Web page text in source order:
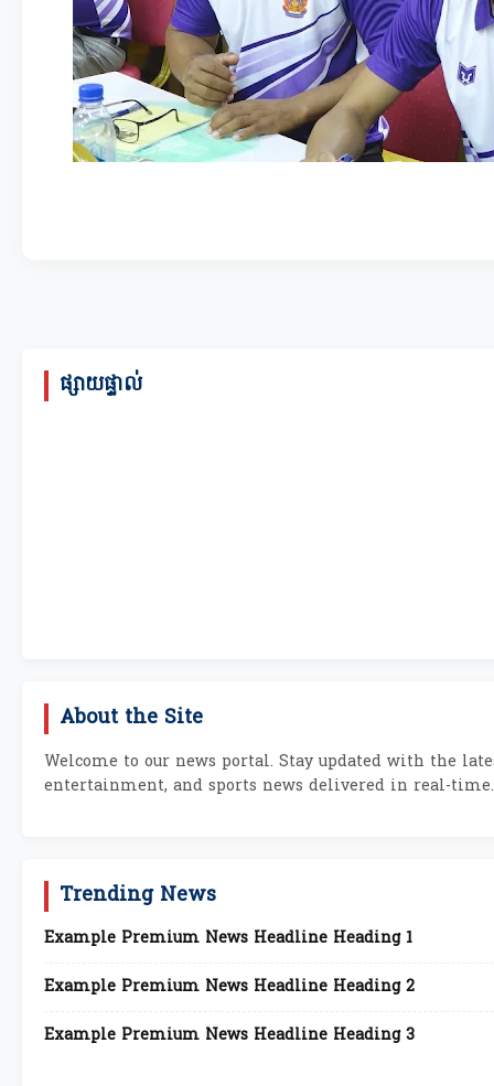
ផ្សាយផ្ទាល់
About the Site
Welcome to our news portal. Stay updated with the
entertainment, and sports news delivered in real-time.
Trending News
Example Premium News Headline Heading 1
Example Premium News Headline Heading 2
Example Premium News Headline Heading 3